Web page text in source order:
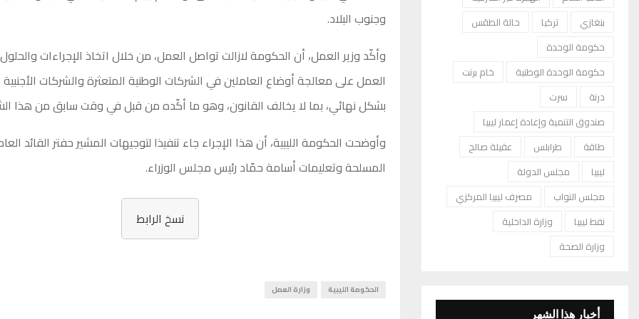
وجنوب البلاد.
وأكّد وزير العمل، أن الحكومة لازالت تواصل العمل، من خلال اتخاذ الإجراءات
العمل على معالجة أوضاع العاملين في الشركات الوطنية المتعثرة والشركات
بشكل نهائي، بما لا يخالف القانون، وهو ما أكّده من قبل في وقت سابق من هذا
وأوضحت الحكومة الليبية، أن هذا الإجراء جاء تنفيذا لتوجيهات المشير حفتر القائد
المسلحة وتعليمات أسامة حمّاد رئيس مجلس الوزراء.
نسخ الرابط
الحكومة الليبية وزارة العمل
بنغازي
تركيا
حالة الطقس
حكومة الوحدة
حكومة الوحدة الوطنية
خام برنت
درنة
سرت
صندوق التنمية وإعادة إعمار ليبيا
طاقة
طرابلس
عقيلة صالح
ليبيا
مجلس الدولة
مجلس النواب
مصرف ليبيا المركزي
نفط ليبيا
وزارة الداخلية
وزارة الصحة
أخبار هذا الشهر